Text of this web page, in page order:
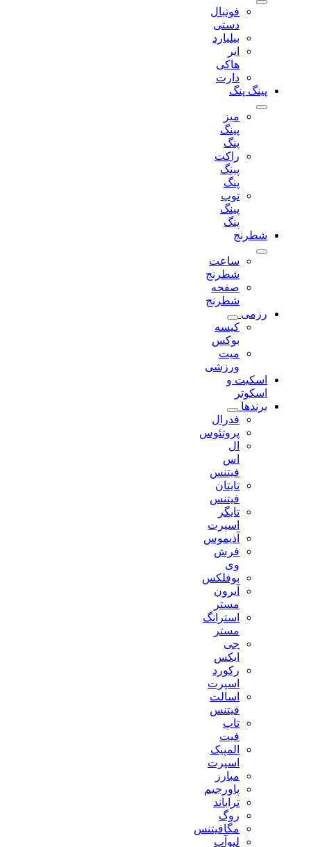
فوتبال
دستی
بیلیارد
دارت
پینگ پنگ
میز
راکت
توپ
شطرنج
ساعت
شطرنج
صفحه
شطرنج
رزمی
کیسه
بوکس
میت
ورزشی
اسکیت و
اسکوتر
برندها
فدرال
پروتئوس
فیتنس
تایتان
فیتنس
تایگر
اسپرت
آذیموس
فرش
بوفلکس
آیرون
استرانگ
جی
رکورد
اسپرت
اسالت
فیتنس
تاپ
المپیک
اسپرت
مبارز
پاورجیم
تراباند
روگ
مگافیتنس
لیوآپ